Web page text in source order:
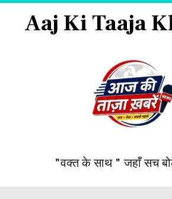
Aaj Ki Taaja
"वक्त के साथ " जहाँ सच